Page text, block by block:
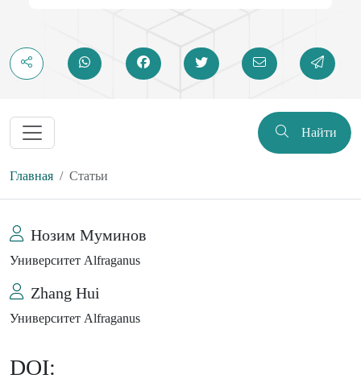
Найти
Главная Статьи
Нозим Муминов
Университет Alfraganus
Zhang Hui
Университет Alfraganus
DOI: